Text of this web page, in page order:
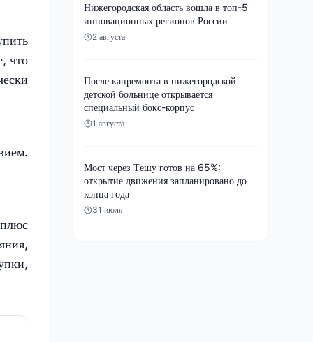
что
Нижегородская область вошла в топ-5
инновационных регионов России
2 августа
После капремонта в нижегородской
детской больнице открывается
специальный бокс-корпус
1 августа
Мост через Тёшу готов на 65%:
открытие движения запланировано до
конца года
31 июля